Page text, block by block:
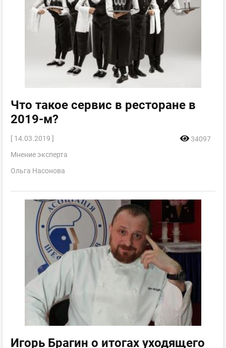
Что такое сервис в ресторане в
2019-м?
[ 14.03.2019 ]
34097
Мнение эксперта
Ольга Насонова
Игорь Брагин о итогах уходящего